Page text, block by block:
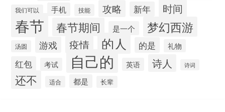
我们可以 手机 技能 攻略 新年 时间
春节 春节期间 是一个 梦幻西游
汤圆 游戏 疫情 的人 的是 礼物
红包 考试 自己的 英语 诗人 诗词
还不 适合 都是 长辈